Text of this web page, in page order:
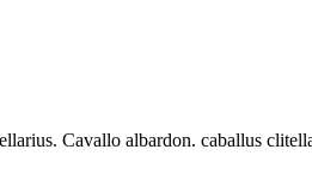
Cavallo albardon. caballus